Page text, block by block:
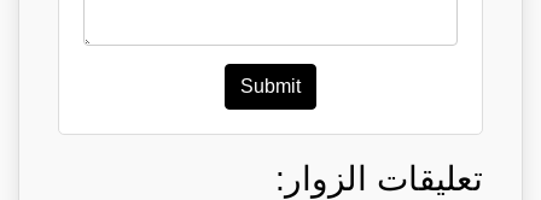
Submit
تعليقات الزوار: